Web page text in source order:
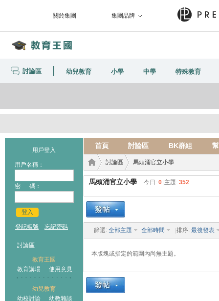
關於集團 集團品牌
討論區 幼兒教育 小學 中學 特殊教育
用戶登入
用戶名稱：
密 碼：
登入
登記帳號 忘記密碼
討論區
教育王國
教育講場
使用意見
幼兒教育
幼校討論
幼教雜談
首頁 討論區 BK群組
教育›
討論區
›
馬頭涌官立小學
馬頭涌官立小學 今日: 0 主題: 352
篩選: 全部主題 全部時間 排序: 最後發表
本版塊或指定的範圍內尚無主題。